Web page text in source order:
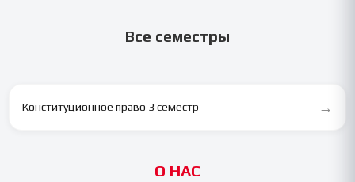
Все семестры
Конституционное право 3 семестр →
О НАС